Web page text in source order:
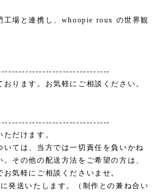
工場と連携し、whoopie roux の世界観
ります。お気軽にご相談ください。
だけます。
ては、当方では一切責任を負いかね
その他の配送方法をご希望の方は、
気軽にご相談くださいませ。
発送いたします。（制作との兼ね合い